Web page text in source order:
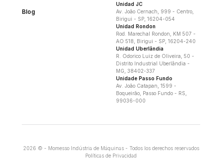
Blog
Unidad JC
Av. João Cernach, 999 - Centro,
Birigui - SP, 16204-054
Unidad Rondon
Rod. Marechal Rondon, KM 507 -
AO 518, Birigui - SP, 16204-240
Unidad Uberlândia
R. Odorico Luiz de Oliveira, 50 -
Distrito Industrial Uberlândia -
MG, 38402-337
Unidade Passo Fundo
Av. João Catapan, 1599 -
Boqueirão, Passo Fundo - RS,
99036-000
2026 © - Momesso Indústria de Máquinas - Todos los derechos reservados
Políticas de Privacidad